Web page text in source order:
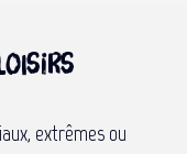
loisirs
extrêmes ou